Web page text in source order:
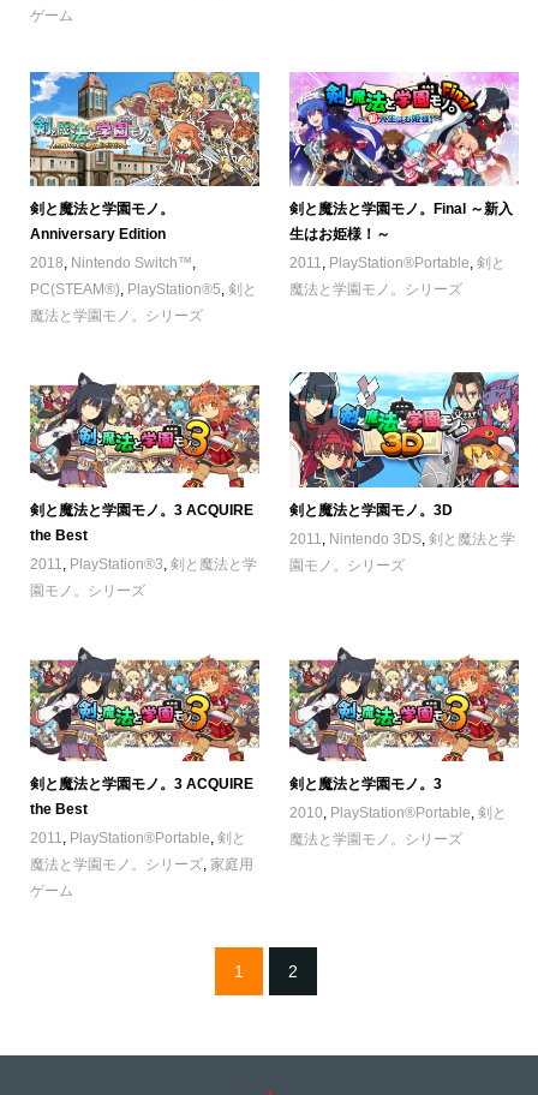
ゲーム
剣と魔法と学園モノ。
Anniversary Edition
2018, Nintendo Switch™,
PC(STEAM®), PlayStation®5, 剣と
魔法と学園モノ。シリーズ
剣と魔法と学園モノ。Final ～新入
生はお姫様！～
2011, PlayStation®Portable,剣と
魔法と学園モノ。シリーズ
剣と魔法と学園モノ。3 ACQUIRE
the Best
2011
PlayStation®3 剣と魔法と学
園モノ。シリーズ
剣と魔法と学園モノ。3D
2011
Nintendo 3DS ,剣と魔法と学
園モノ。シリーズ
剣と魔法と学園モノ。3 ACQUIRE
the Best
2011, PlayStation®Portable, 剣と
魔法と学園モノ。シリーズ, 家庭用
ゲーム
剣と魔法と学園モノ。3
2010, PlayStation®Portable,剣と
魔法と学園モノ。シリーズ
1 2